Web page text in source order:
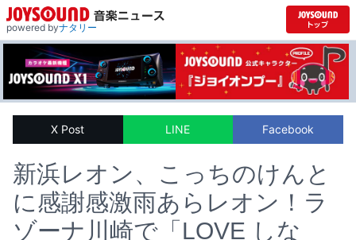
powered byナタリー
X Post LINE Facebook
新浜レオン、こっちのけんと
に感謝感激雨あらレオン！ラ
ゾーナ川崎で「LOVE しな